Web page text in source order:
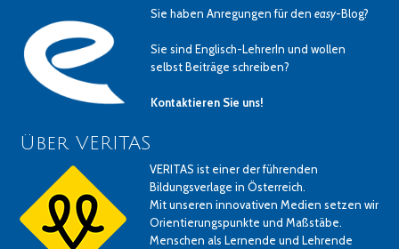
Sie haben Anregungen für deneasy-Blog?
Sie sind Englisch-LehrerIn und wollen
selbst Beiträge schreiben?
Kontaktieren Sie uns!
Über VERITAS
VERITAS ist einer der führenden
Bildungsverlage in Österreich.
Mit unseren innovativen Medien setzen wir
Orientierungspunkte und Maßstäbe.
Menschen als Lernende und Lehrende